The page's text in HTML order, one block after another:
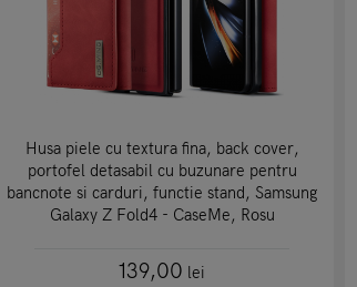
Husa piele cu textura fina, back cover,
portofel detasabil cu buzunare pentru
bancnote si carduri, functie stand, Samsung
Galaxy Z Fold4 - CaseMe, Rosu
139,00 lei